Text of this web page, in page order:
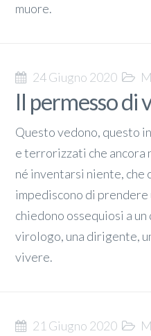
muore.
24 Giugno 2020
Il permesso di
Questo vedono, questo
e terrorizzati che ancora
né inventarsi niente, che
impediscono di prendere
chiedono ossequiosi a un
virologo, una dirigente,
vivere.
21 Giugno 2020